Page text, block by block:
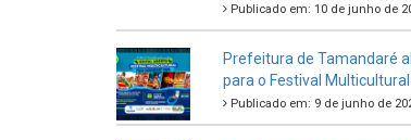
Publicado em: 10 de junho de
Prefeitura de Tamandaré
para o Festival
Publicado em: 9 de junho de